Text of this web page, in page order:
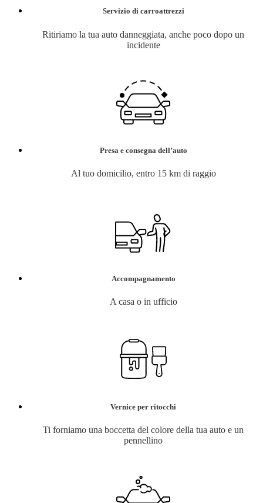
Servizio di carroattrezzi
Ritiriamo la tua auto danneggiata, anche poco dopo un
incidente
Presa e consegna dell’auto
Al tuo domicilio, entro 15 km di raggio
Accompagnamento
A casa o in ufficio
Vernice per ritocchi
Ti forniamo una boccetta del colore della tua auto e un
pennellino